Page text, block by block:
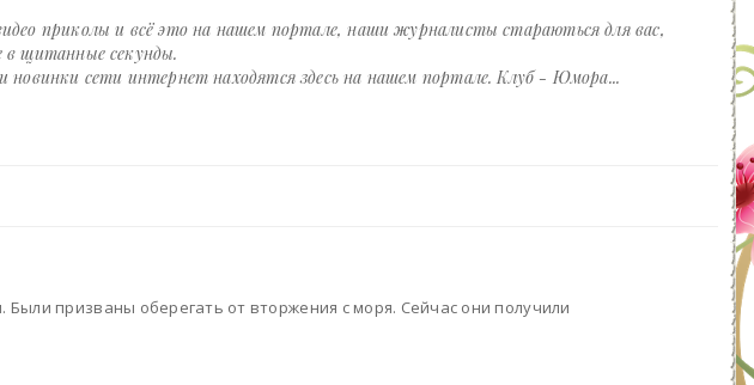
приколы и всё это на нашем портале, наши журналисты стараються для вас,
в щитанные секунды.
сети интернет находятся здесь на нашем портале. Клуб - Юмора...
призваны оберегать от вторжения с моря. Сейчас они получили